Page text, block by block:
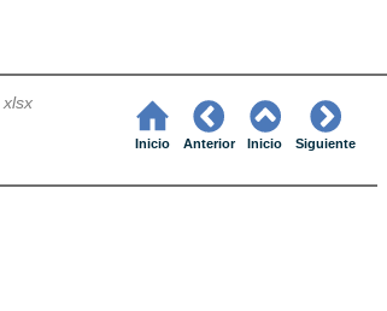
xlsx
Inicio Anterior Inicio Siguiente